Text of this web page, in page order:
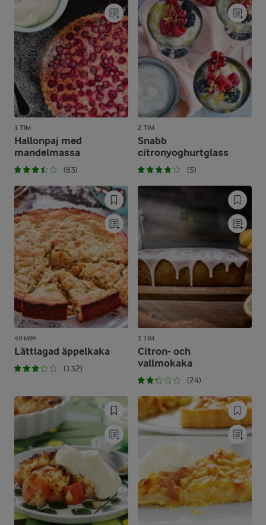
1 TIM
Hallonpaj med
mandelmassa
(83)
2 TIM
Snabb
citronyoghurtglass
(5)
40 MIN
Lättlagad äppelkaka
(132)
1 TIM
Citron- och
vallmokaka
(24)